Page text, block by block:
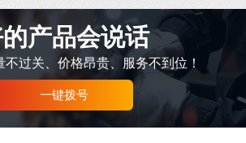
产品会说话
不过关、价格昂贵、服务不到位！
一键拨号